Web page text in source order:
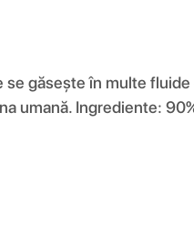
găsește în multe
umană. Ingrediente: